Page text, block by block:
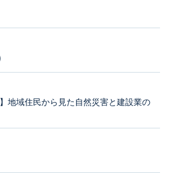
地域住民から見た自然災害と建設業の